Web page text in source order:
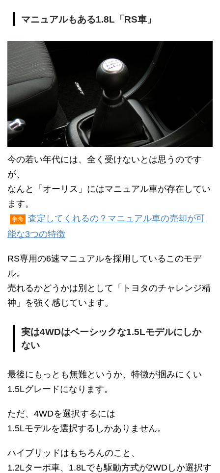
マニュアルもある1.8L「RS車」
今の若い年代には、全く受けないとは思うのです
が、
なんと「オーリス」にはマニュアル車が存在してい
ます。
参考
査定してくれるの？マニュアル車の売却が可
能な3つの特徴
RS専用の6速マニュアルを採用しているこのモデ
ル。
売れるかどうかは別として「トヨタのチャレンジ精
神」を強く感じています。
実は4WDはベーシックな1.5Lモデルにしか
ない
最後にもっとも無難というか、特徴が掴みにくい
1.5Lグレードになります。
ただ、4WDを選択するには
1.5Lモデルを選択するしかありません。
ハイブリッドはもちろんのこと、
1.2Lターボ車、1.8Lでも駆動方式が2WDしか選択す